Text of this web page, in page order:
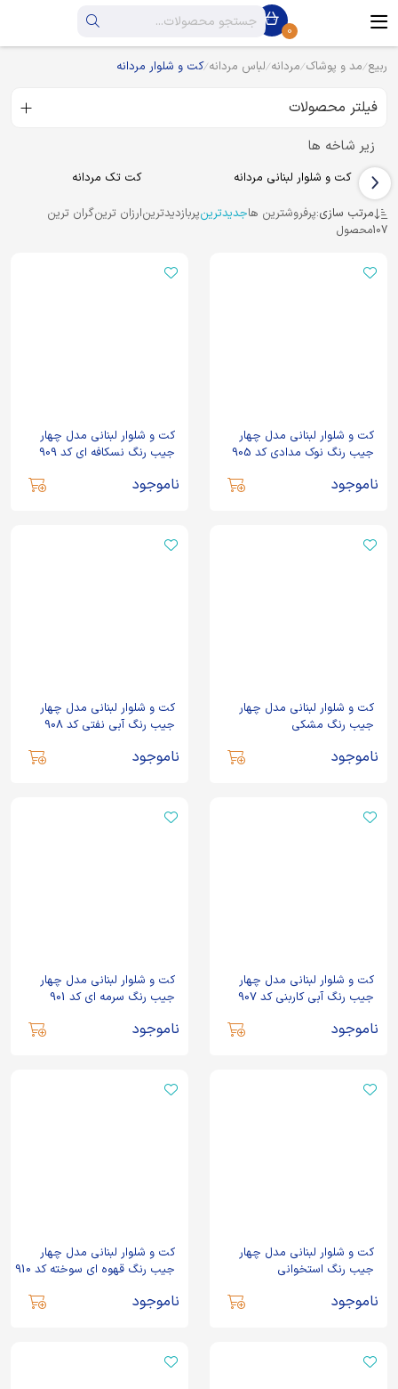
0
ربیع مد و پوشاک مردانه لباس مردانه کت و شلوار مردانه
فیلتر محصولات
زیر شاخه ها
کت و شلوار لبنانی مردانه
کت تک مردانه
مرتب سازی:پرفروشترین هاجدیدترینپربازدیدترینارزان ترینگران ترین
107محصول
کت و شلوار لبنانی مدل چهار
جیب رنگ نوک مدادی کد 905
ناموجود
کت و شلوار لبنانی مدل چهار
جیب رنگ نسکافه ای کد 909
ناموجود
کت و شلوار لبنانی مدل چهار
جیب رنگ مشکی
ناموجود
کت و شلوار لبنانی مدل چهار
جیب رنگ آبی نفتی کد 908
ناموجود
کت و شلوار لبنانی مدل چهار
جیب رنگ آبی کاربنی کد 907
ناموجود
کت و شلوار لبنانی مدل چهار
جیب رنگ سرمه ای کد 901
ناموجود
کت و شلوار لبنانی مدل چهار
جیب رنگ استخوانی
ناموجود
کت و شلوار لبنانی مدل چهار
جیب رنگ قهوه ای سوخته کد 910
ناموجود